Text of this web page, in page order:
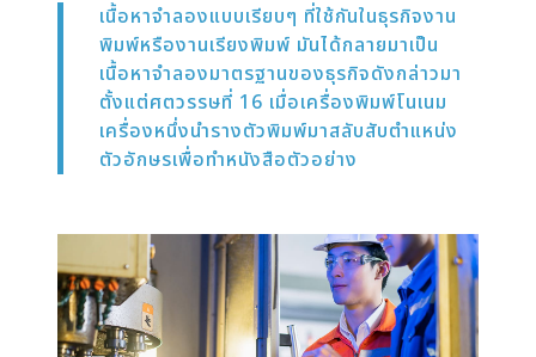
เนื้อหาจำลองแบบเรียบๆ ที่ใช้กันในธุรกิจงาน
พิมพ์หรืองานเรียงพิมพ์ มันได้กลายมาเป็น
เนื้อหาจำลองมาตรฐานของธุรกิจดังกล่าวมา
ตั้งแต่ศตวรรษที่ 16 เมื่อเครื่องพิมพ์โนเนม
เครื่องหนึ่งนำรางตัวพิมพ์มาสลับสับตำแหน่ง
ตัวอักษรเพื่อทำหนังสือตัวอย่าง